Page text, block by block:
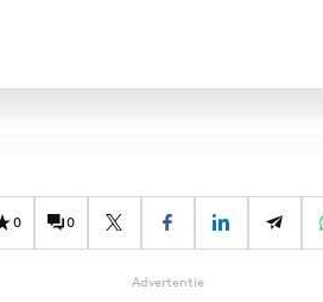
0 0
Advertentie